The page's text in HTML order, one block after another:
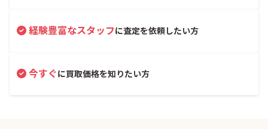
経験豊富なスタッフに査定を依頼したい方
今すぐに買取価格を知りたい方